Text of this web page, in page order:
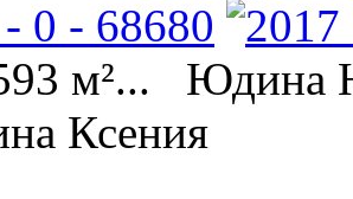
м²...
Юдина
Ксения